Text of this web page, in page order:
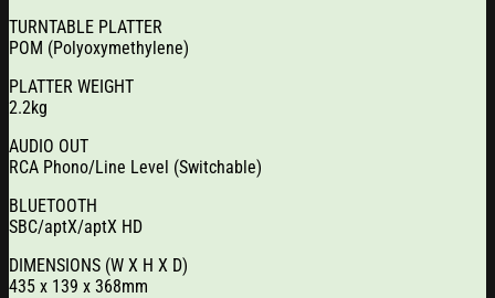
TURNTABLE PLATTER
POM (Polyoxymethylene)
PLATTER WEIGHT
2.2kg
AUDIO OUT
RCA Phono/Line Level (Switchable)
BLUETOOTH
SBC/aptX/aptX HD
DIMENSIONS (W X H X D)
435 x 139 x 368mm